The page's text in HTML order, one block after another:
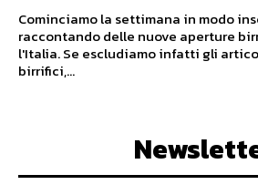
Cominciamo la settimana in modo
raccontando delle nuove aperture
l'Italia. Se escludiamo infatti gli
birrifici,...